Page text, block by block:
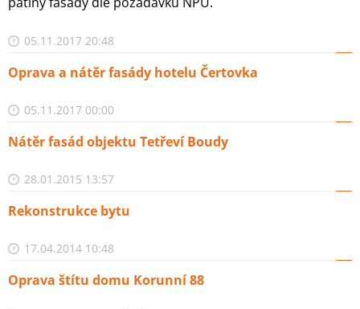
05.11.2017 20:48
Oprava a nátěr fasády hotelu Čertovka
05.11.2017 00:00
Nátěr fasád objektu Tetřeví Boudy
28.01.2015 13:57
Rekonstrukce bytu
17.04.2014 10:48
Oprava štítu domu Korunní 88